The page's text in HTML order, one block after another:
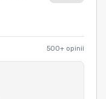
500+ opinii